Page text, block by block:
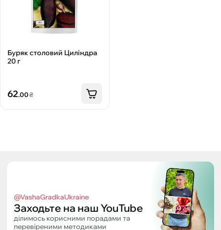
Буряк столовий Циліндра
20 г
62.00₴
@VashaGradkaUkraine
Заходьте на наш YouTube
ділимось корисними порадами та
перевіреними методиками